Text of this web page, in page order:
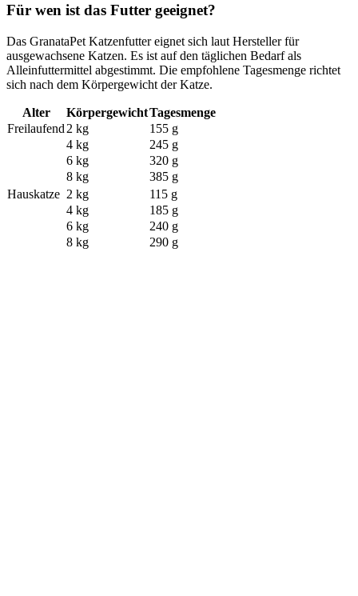
Für wen ist das Futter geeignet?
Das GranataPet Katzenfutter eignet sich laut Hersteller für
ausgewachsene Katzen. Es ist auf den täglichen Bedarf als
Alleinfuttermittel abgestimmt. Die empfohlene Tagesmenge richtet
sich nach dem Körpergewicht der Katze.
Alter KörpergewichtTagesmenge
Freilaufend 2 kg
155 g
4 kg
245 g
6 kg
320 g
8 kg
385 g
Hauskatze 2 kg
115 g
4 kg
185 g
6 kg
240 g
8 kg
290 g